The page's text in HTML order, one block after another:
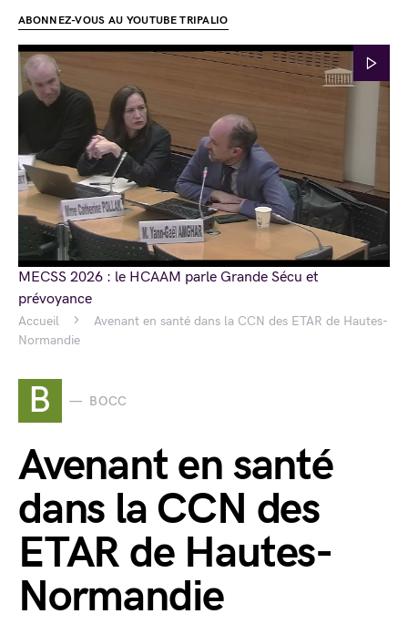
Accueil
Avenant en santé dans la CCN des ETAR de Hautes-
Normandie
B BOCC
Avenant en santé
dans la CCN des
ETAR de Hautes-
Normandie
ABONNEZ-VOUS AU YOUTUBE TRIPALIO
MECSS 2026 : le HCAAM parle Grande Sécu et
prévoyance